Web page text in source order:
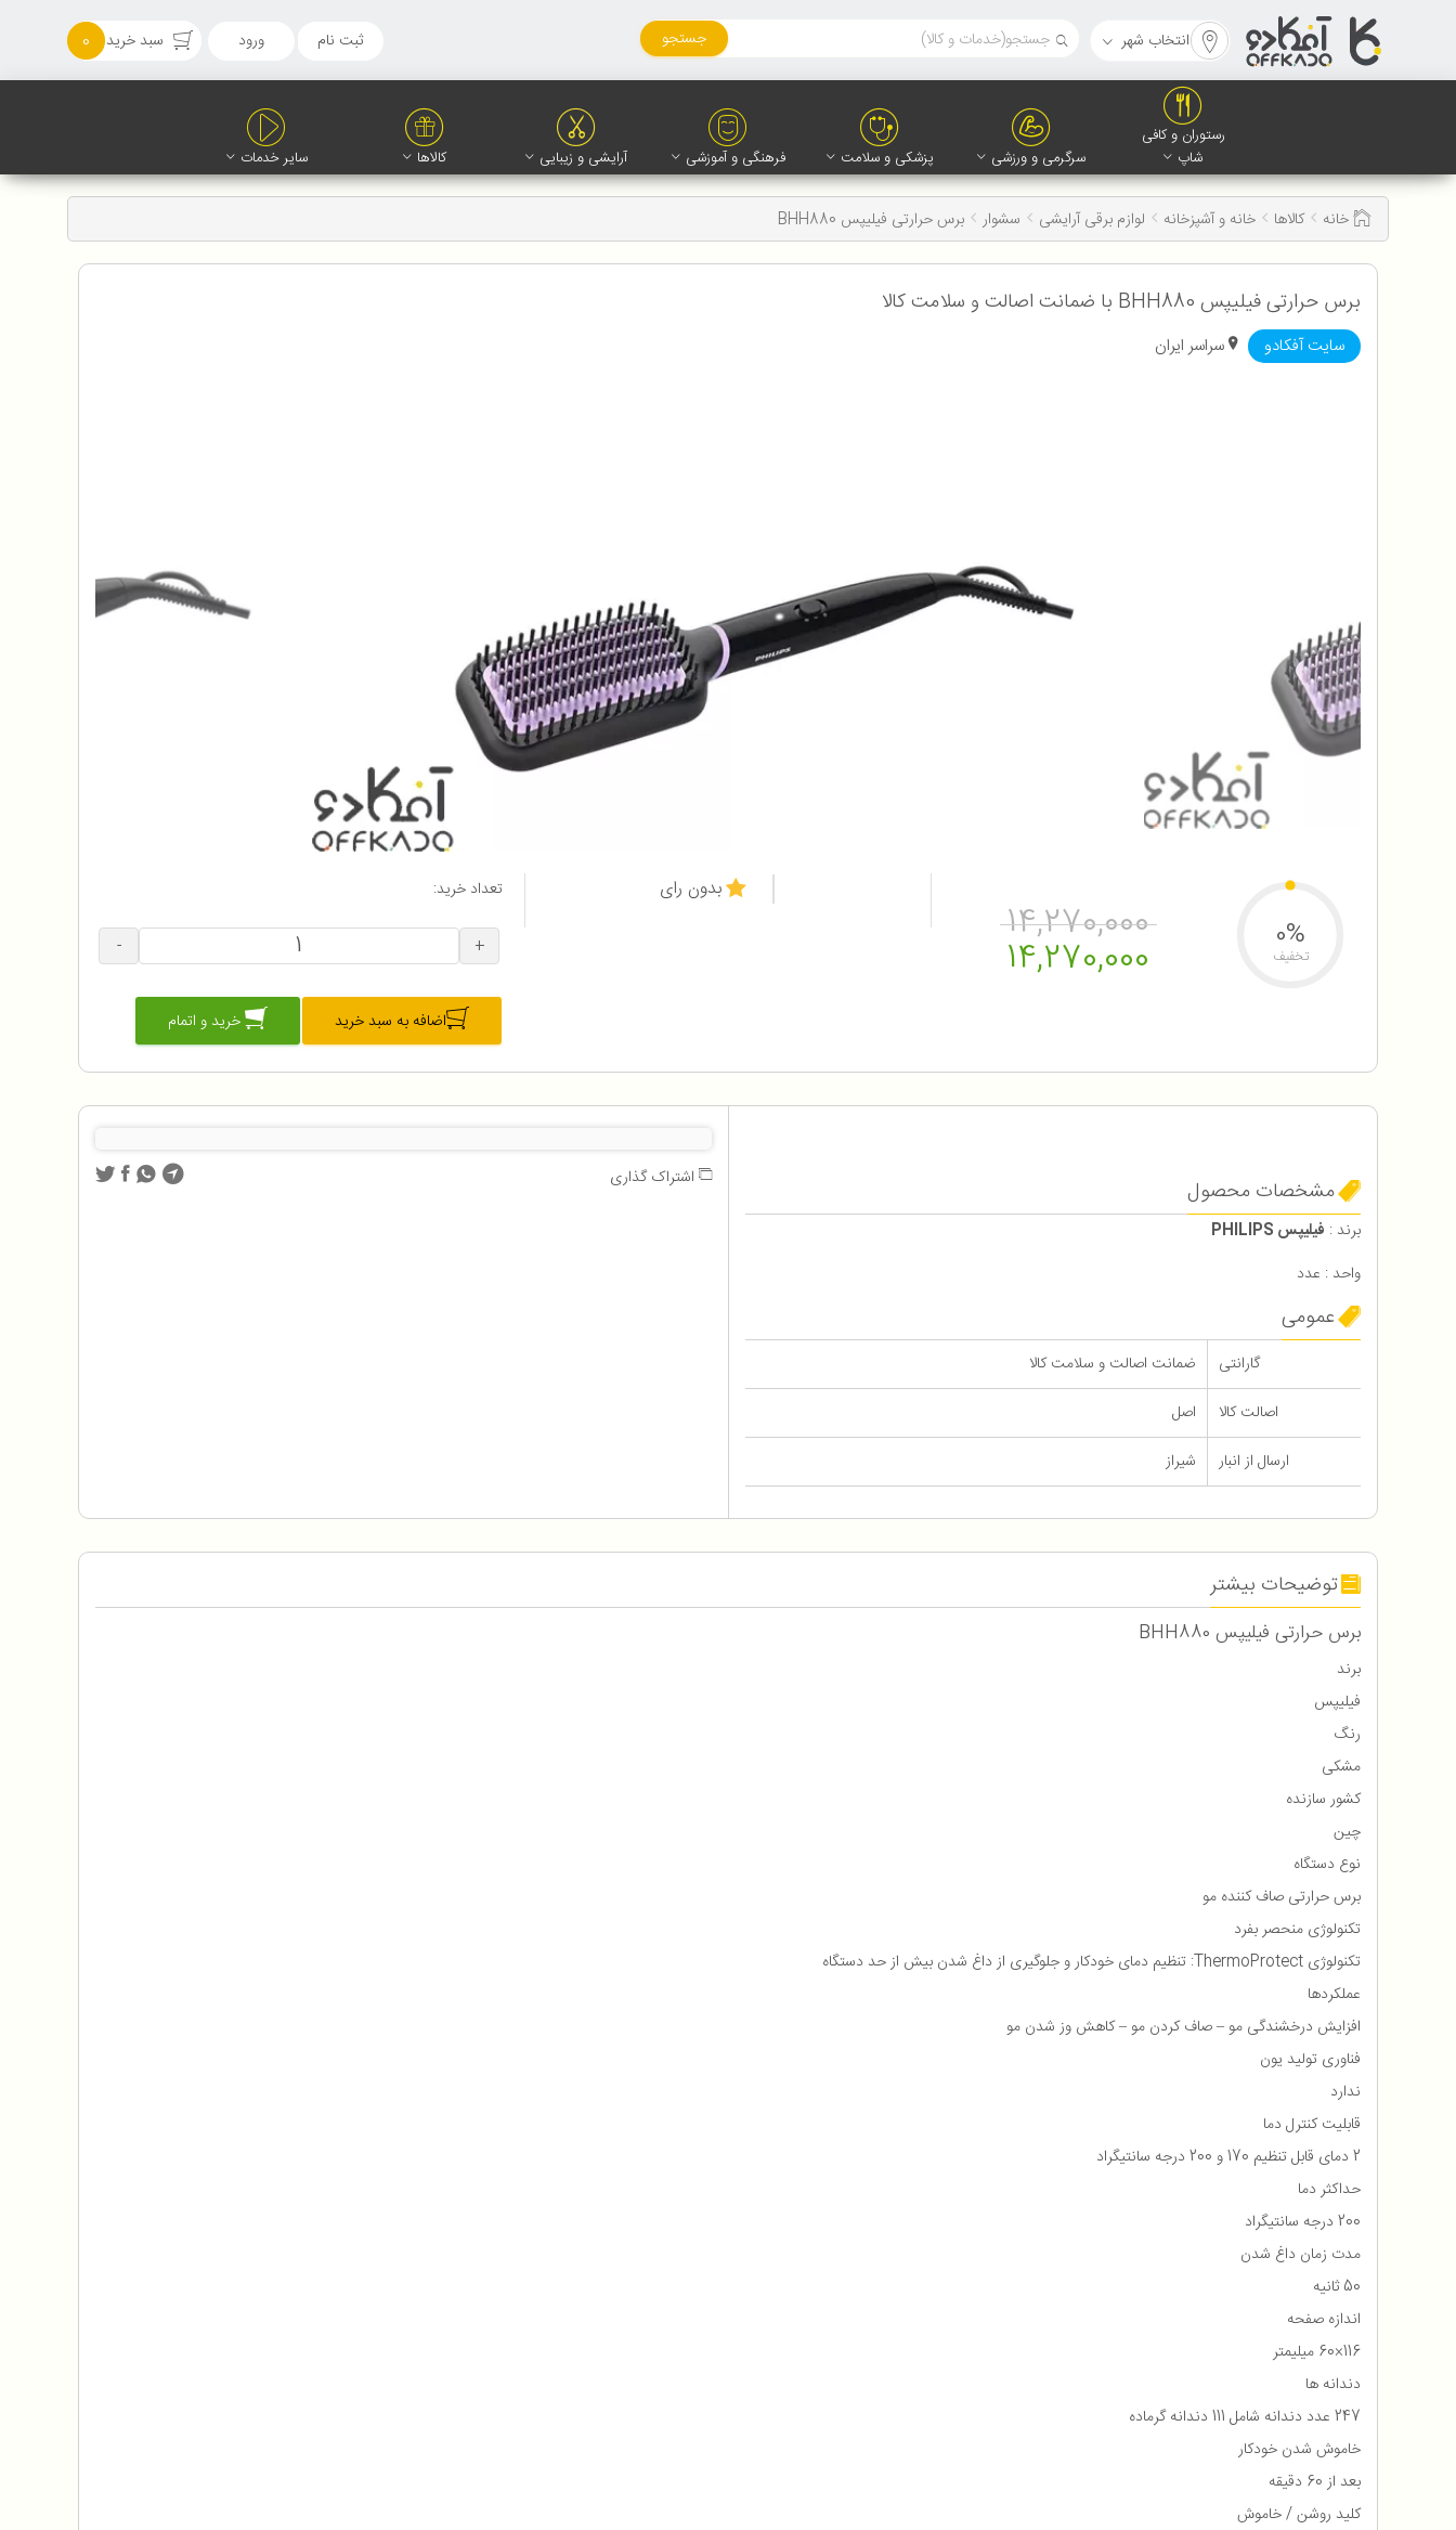
انتخاب شهر جستجو ثبت نام ورود سبد خرید 0
رستوران و کافی
شاپ
سرگرمی و ورزشی پزشکی و سلامت فرهنگی و آموزشی آرایشی و زیبایی کالاها سایر خدمات
خانه کالاها خانه و آشپزخانه لوازم برقی آرایشی سشوار برس حرارتی فیلیپس BHH880
برس حرارتی فیلیپس BHH880 با ضمانت اصالت و سلامت کالا
سایت آفکادو سراسر ایران
14,270,000
14,270,000 0%
تخفیف
بدون رای تعداد خرید:
+
-
اضافه به سبد خرید خرید و اتمام
مشخصات محصول
برند : فیلیپس PHILIPS
واحد : عدد
عمومی
گارانتی
ضمانت اصالت و سلامت کالا
اصالت کالا
اصل
ارسال از انبار
شیراز
اشتراک گذاری
توضیحات بیشتر
برس حرارتی فیلیپس BHH880
برند
فیلیپس
رنگ
مشکی
کشور سازنده
چین
نوع دستگاه
برس حرارتی صاف کننده مو
تکنولوژی منحصر بفرد
تکنولوژی ThermoProtect: تنظیم دمای خودکار و جلوگیری از داغ شدن بیش از حد دستگاه
عملکردها
افزایش درخشندگی مو – صاف کردن مو – کاهش وز شدن مو
فناوری تولید یون
ندارد
قابلیت کنترل دما
2 دمای قابل تنظیم 170 و 200 درجه‌ سانتیگراد
حداکثر دما
200 درجه سانتیگراد
مدت زمان داغ شدن
50 ثانیه
اندازه صفحه
116×60 میلیمتر
دندانه ها
247 عدد دندانه شامل 111 دندانه گرماده
خاموش شدن خودکار
بعد از 60 دقیقه
کلید روشن / خاموش